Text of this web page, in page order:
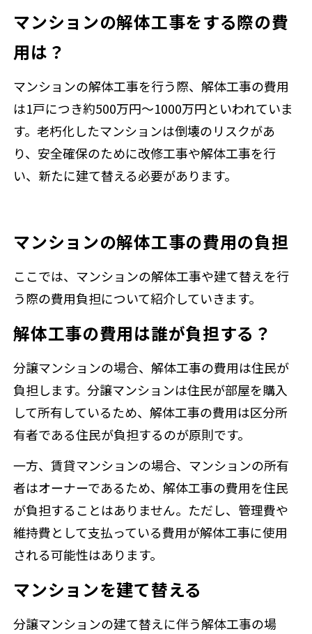
マンションの解体工事をする際の費
用は？
マンションの解体工事を行う際、解体工事の費用
は1戸につき約500万円〜1000万円といわれていま
す。老朽化したマンションは倒壊のリスクがあ
り、安全確保のために改修工事や解体工事を行
い、新たに建て替える必要があります。
マンションの解体工事の費用の負担
ここでは、マンションの解体工事や建て替えを行
う際の費用負担について紹介していきます。
解体工事の費用は誰が負担する？
分譲マンションの場合、解体工事の費用は住民が
負担します。分譲マンションは住民が部屋を購入
して所有しているため、解体工事の費用は区分所
有者である住民が負担するのが原則です。
一方、賃貸マンションの場合、マンションの所有
者はオーナーであるため、解体工事の費用を住民
が負担することはありません。ただし、管理費や
維持費として支払っている費用が解体工事に使用
される可能性はあります。
マンションを建て替える
分譲マンションの建て替えに伴う解体工事の場